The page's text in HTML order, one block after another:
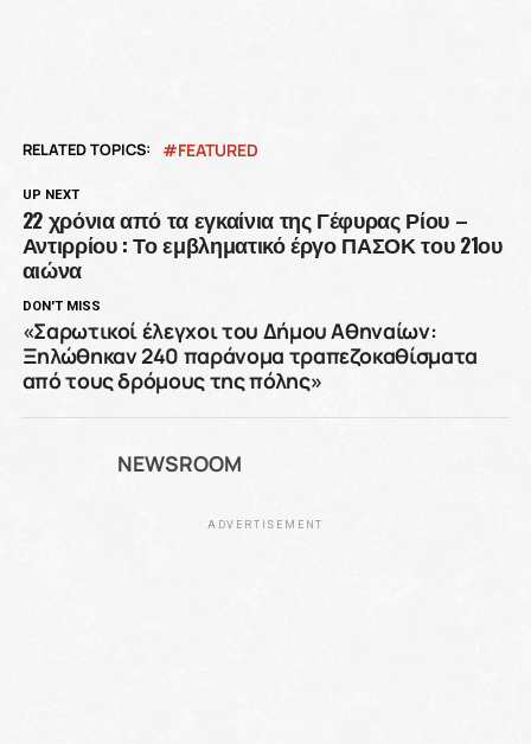
RELATED TOPICS: FEATURED
UP NEXT
22 χρόνια από τα εγκαίνια της Γέφυρας Ρίου –
Αντιρρίου : Το εμβληματικό έργο ΠΑΣΟΚ του 21ου
αιώνα
DON'T MISS
«Σαρωτικοί έλεγχοι του Δήμου Αθηναίων:
Ξηλώθηκαν 240 παράνομα τραπεζοκαθίσματα
από τους δρόμους της πόλης»
NEWSROOM
ADVERTISEMENT